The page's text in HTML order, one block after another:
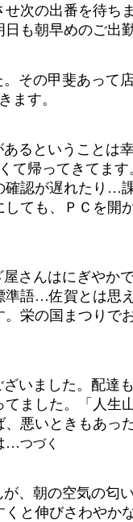
次の出番を待ち
も朝早めのご出
その甲斐あって
ます。
るということは
て帰ってきてま
認が遅れたり…
ても、ＰＣを開
さんはにぎやか
語…佐賀とは思
栄の国まつりで
いました。配達
ました。「人生
悪いときもあっ
…つづく
、朝の空気の匂
と伸びさわやか